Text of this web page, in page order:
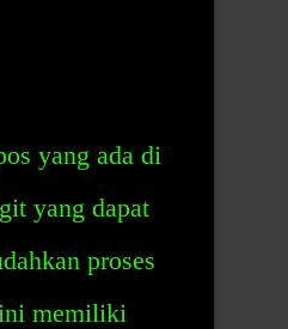
yang ada di
yang dapat
proses
memiliki